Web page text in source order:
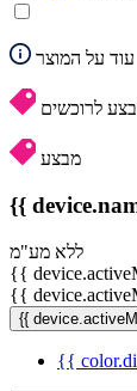
עוד על המוצר
לרוכשים
מבצע
{{
ללא מע"מ
{{
{{
{{
{{